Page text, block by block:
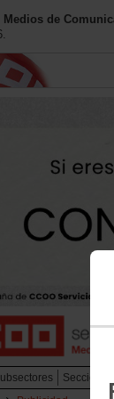
Medios de
Secciones